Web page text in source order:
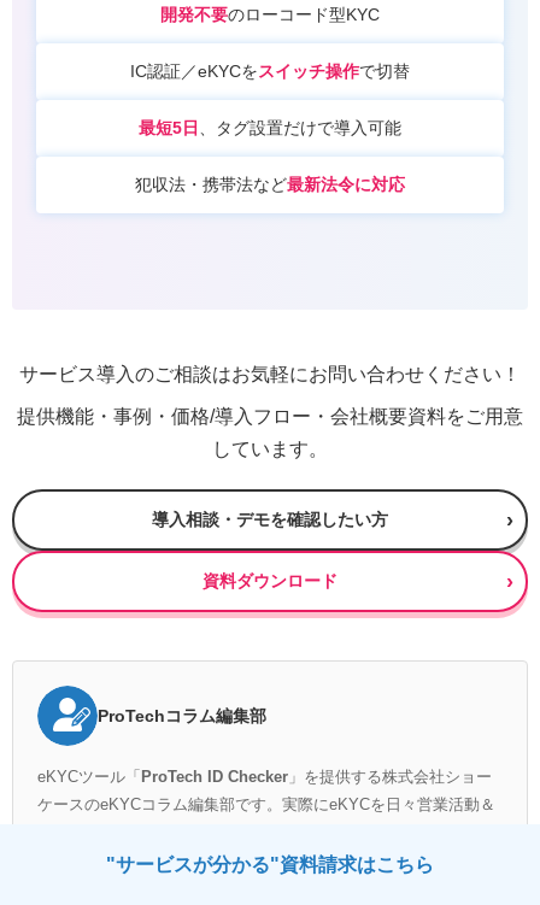
開発不要のローコード型KYC
IC認証／eKYCをスイッチ操作で切替
最短5日 、タグ設置だけで導入可能
犯収法・携帯法など最新法令に対応
サービス導入のご相談はお気軽にお問い合わせください！
提供機能・事例・価格/導入フロー・会社概要資料をご用意
しています。
導入相談・デモを確認したい方
資料ダウンロード
ProTechコラム編集部
eKYCツール「 ProTech ID Checker 」を提供する株式会社ショー
ケースのeKYCコラム編集部です。実際にeKYCを日々営業活動＆
"サービスが分かる"資料請求はこちら